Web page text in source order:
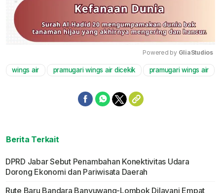
Mute
Powered by GliaStudios
wings air pramugari wings air dicekik pramugari wings air
Berita Terkait
DPRD Jabar Sebut Penambahan Konektivitas Udara
Dorong Ekonomi dan Pariwisata Daerah
Rute Baru Bandara Banyuwang-Lombok Dilayani Empat